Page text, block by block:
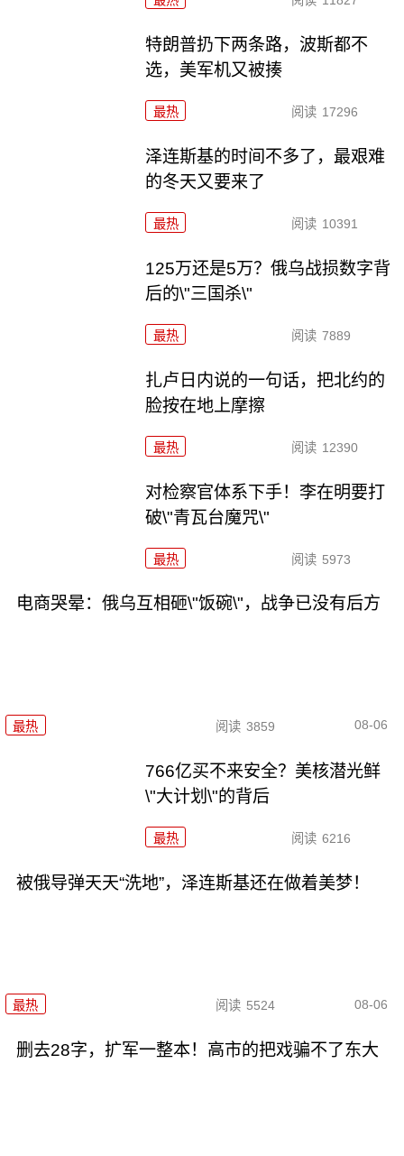
特朗普扔下两条路，波斯都不
选，美军机又被揍
最热 阅读 17296
泽连斯基的时间不多了，最艰难
的冬天又要来了
最热 阅读 10391
125万还是5万？俄乌战损数字背
后的\"三国杀\"
最热 阅读 7889
扎卢日内说的一句话，把北约的
脸按在地上摩擦
最热 阅读 12390
对检察官体系下手！李在明要打
破\"青瓦台魔咒\"
最热 阅读 5973
电商哭晕：俄乌互相砸\"饭碗\"，战争已没有后方
最热 阅读 3859 08-06
766亿买不来安全？美核潜光鲜
\"大计划\"的背后
最热 阅读 6216
被俄导弹天天“洗地”，泽连斯基还在做着美梦！
最热 阅读 5524 08-06
删去28字，扩军一整本！高市的把戏骗不了东大